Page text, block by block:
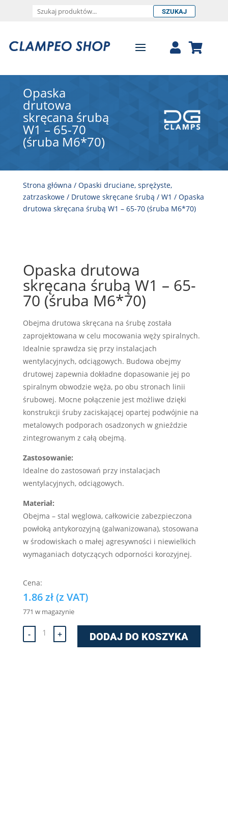
SZUKAJ
Opaska
drutowa
skręcana śrubą
W1 – 65-70
(śruba M6*70)
Strona główna / Opaski druciane, sprężyste,
zatrzaskowe/ Drutowe skręcane śrubą / W1 / Opaska
drutowa skręcana śrubą W1 – 65-70 (śruba M6*70)
Opaska drutowa
skręcana śrubą W1 – 65-
70 (śruba M6*70)
Obejma drutowa skręcana na śrubę została
zaprojektowana w celu mocowania węży spiralnych.
Idealnie sprawdza się przy instalacjach
wentylacyjnych, odciągowych. Budowa obejmy
drutowej zapewnia dokładne dopasowanie jej po
spiralnym obwodzie węża, po obu stronach linii
śrubowej. Mocne połączenie jest możliwe dzięki
konstrukcji śruby zaciskającej opartej podwójnie na
metalowych podporach osadzonych w gnieździe
zintegrowanym z całą obejmą.
Zastosowanie:
Idealne do zastosowań przy instalacjach
wentylacyjnych, odciągowych.
Materiał:
Obejma – stal węglowa, całkowicie zabezpieczona
powłoką antykorozyjną (galwanizowana), stosowana
w środowiskach o małej agresywności i niewielkich
wymaganiach dotyczących odporności korozyjnej.
1.86zł(z VAT)
771 w magazynie
- ilość
Opaska
drutowa
+ DODAJ DO KOSZYKA